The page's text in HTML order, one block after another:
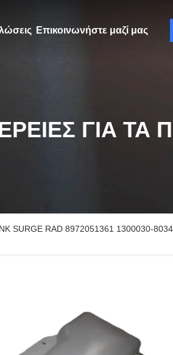
Επικοινωνήστε μαζί μας
ΓΙΑ ΤΑ
SURGE RAD 8972051361 1300030-8034